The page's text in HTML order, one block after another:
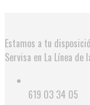
Estamos a tu
Servisa en La Línea de
619 03 34 05